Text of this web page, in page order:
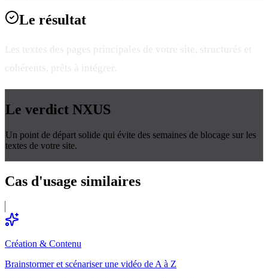
Le résultat
Les textes des pages principales de votre site, structurés et
cohérents, prêts à intégrer.
Le verdict NXUS
Un point de départ solide qui évite des semaines de blocage sur les
textes de votre site.
Cas d'usage similaires
Création & Contenu
Brainstormer et scénariser une vidéo de A à Z